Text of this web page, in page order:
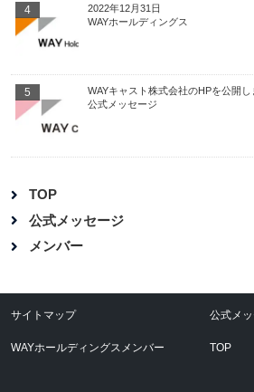
4
2022年12月31日
WAYホールディングス
5
WAYキャスト株式会社のHPを公開し
公式メッセージ
TOP
公式メッセージ
メンバー
サイトマップ 公式メ
WAYホールディングスメンバー TOP